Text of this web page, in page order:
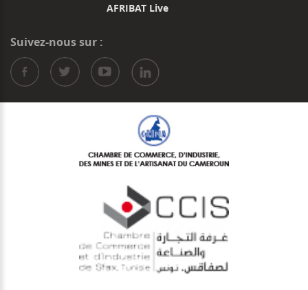
AFRIBAT Live
Suivez-nous sur :